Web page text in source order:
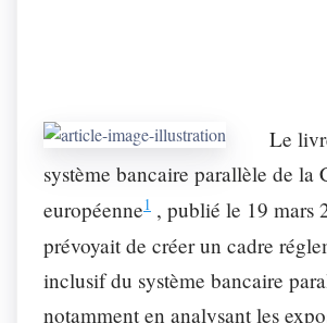
Le
système bancaire parallèle de la
européenne1 , publié le 19 mars
prévoyait de créer un cadre
inclusif du système bancaire
notamment en analysant les